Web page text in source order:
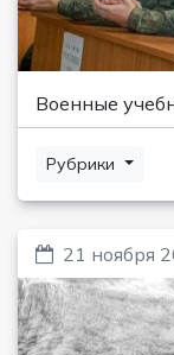
Военные
Рубрики
21 ноября